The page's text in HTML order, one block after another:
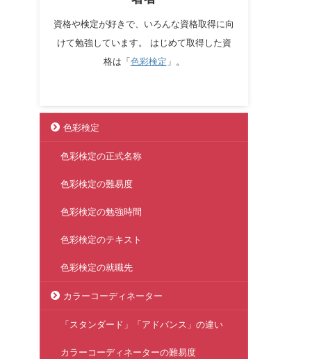
資格や検定が好きで、いろんな資格取得に向
けて勉強しています。 はじめて取得した資
格は「 色彩検定 」。
色彩検定
色彩検定の正式名称
色彩検定の難易度
色彩検定の勉強時間
色彩検定のテキスト
色彩検定の就職先
カラーコーディネーター
「スタンダード」「アドバンス」の違い
カラーコーディネーターの難易度